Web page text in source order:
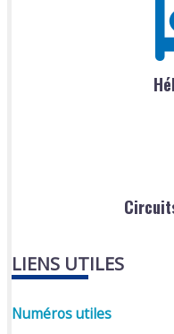
LIENS UTILES
Numéros utiles